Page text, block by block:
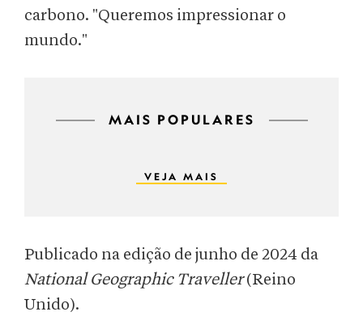
carbono. "Queremos impressionar o
mundo."
MAIS POPULARES
VEJA MAIS
Publicado na edição de junho de 2024 da
National Geographic Traveller(Reino
Unido).